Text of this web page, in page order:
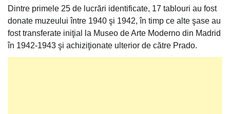
Dintre primele 25 de lucrări identificate, 17 tablouri au fost
donate muzeului între 1940 şi 1942, în timp ce alte şase au
fost transferate iniţial la Museo de Arte Moderno din Madrid
în 1942-1943 şi achiziţionate ulterior de către Prado.